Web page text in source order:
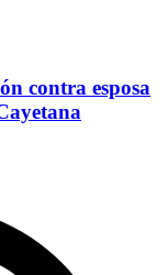
contra esposa